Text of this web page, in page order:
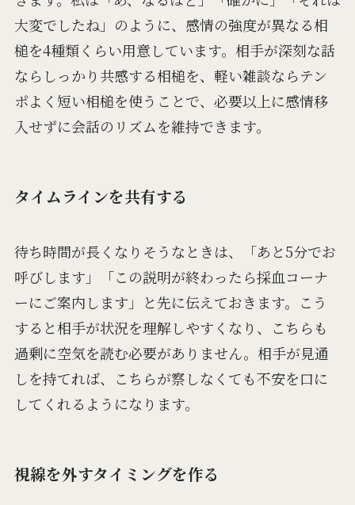
大変でしたね」のように、感情の強度が異なる相
槌を4種類くらい用意しています。相手が深刻な話
ならしっかり共感する相槌を、軽い雑談ならテン
ポよく短い相槌を使うことで、必要以上に感情移
入せずに会話のリズムを維持できます。
タイムラインを共有する
待ち時間が長くなりそうなときは、「あと5分でお
呼びします」「この説明が終わったら採血コーナ
ーにご案内します」と先に伝えておきます。こう
すると相手が状況を理解しやすくなり、こちらも
過剰に空気を読む必要がありません。相手が見通
しを持てれば、こちらが察しなくても不安を口に
してくれるようになります。
視線を外すタイミングを作る